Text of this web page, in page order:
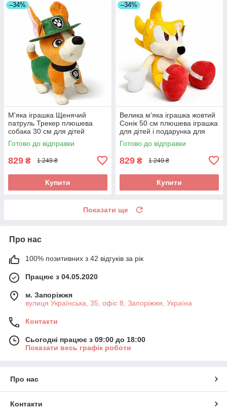
–34%
М'яка іграшка Щенячий
патруль Трекер плюшева
собака 30 см для дітей
подарунок фанатам
мультфільму
Готово до відправки
829 ₴ 1 249 ₴
Купити
–34%
Велика м'яка іграшка жовтий
Сонік 50 см плюшева іграшка
для дітей і подарунка для
хлопчика
Готово до відправки
829 ₴ 1 249 ₴
Купити
Показати ще
Про нас
100% позитивних з 42 відгуків за рік
Працює з 04.05.2020
м. Запоріжжя
вулиця Українська, 35, офіс 8, Запоріжжя, Україна
Контакти
Сьогодні працює з 09:00 до 18:00
Показати весь графік роботи
Про нас
Контакти